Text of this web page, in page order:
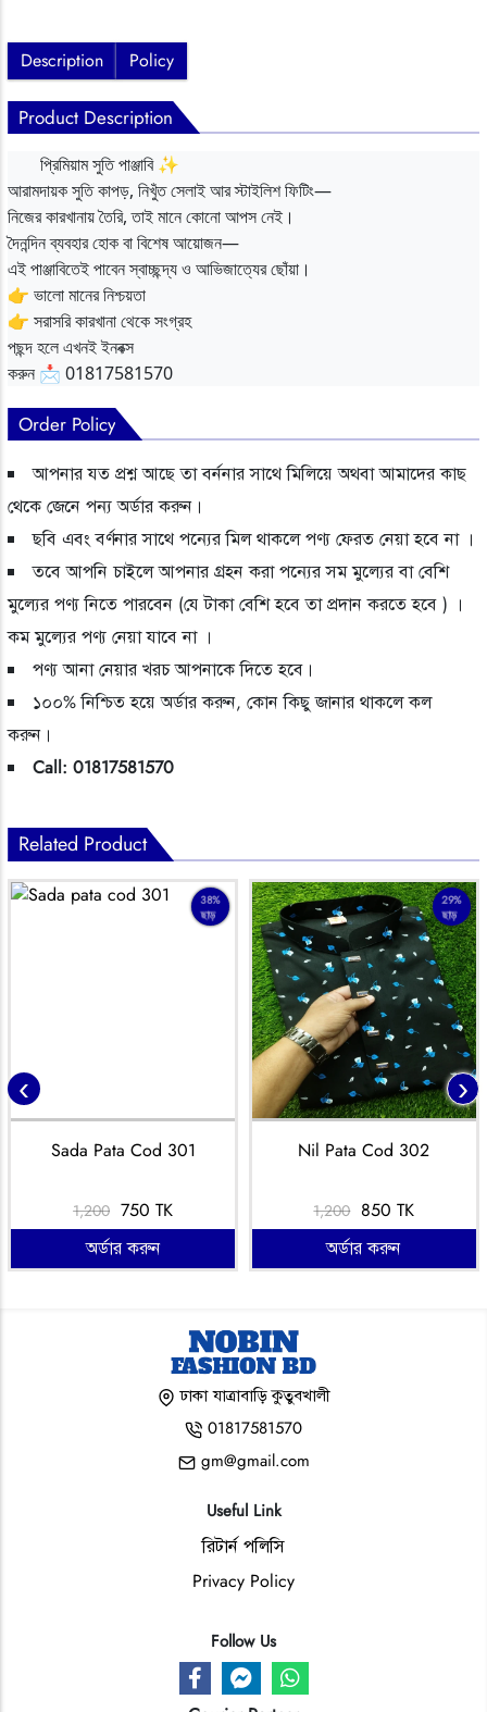
Description Policy
Product Description
প্রিমিয়াম সুতি পাঞ্জাবি ✨
আরামদায়ক সুতি কাপড়, নিখুঁত সেলাই আর স্টাইলিশ ফিটিং—
নিজের কারখানায় তৈরি, তাই মানে কোনো আপস নেই।
দৈনন্দিন ব্যবহার হোক বা বিশেষ আয়োজন—
এই পাঞ্জাবিতেই পাবেন স্বাচ্ছন্দ্য ও আভিজাত্যের ছোঁয়া।
👉 ভালো মানের নিশ্চয়তা
👉 সরাসরি কারখানা থেকে সংগ্রহ
পছন্দ হলে এখনই ইনবক্স
করুন 📩 01817581570
Order Policy
আপনার যত প্রশ্ন আছে তা বর্ননার সাথে মিলিয়ে অথবা আমাদের কাছ
থেকে জেনে পন্য অর্ডার করুন।
ছবি এবং বর্ণনার সাথে পন্যের মিল থাকলে পণ্য ফেরত নেয়া হবে না ।
তবে আপনি চাইলে আপনার গ্রহন করা পন্যের সম মুল্যের বা বেশি
মুল্যের পণ্য নিতে পারবেন (যে টাকা বেশি হবে তা প্রদান করতে হবে ) ।
কম মুল্যের পণ্য নেয়া যাবে না ।
পণ্য আনা নেয়ার খরচ আপনাকে দিতে হবে।
১০০% নিশ্চিত হয়ে অর্ডার করুন, কোন কিছু জানার থাকলে কল
করুন।
Call: 01817581570
Related Product
38%
ছাড়
Sada Pata Cod 301
1,200 750 TK
অর্ডার করুন
29%
ছাড়
Nil Pata Cod 302
1,200 850 TK
অর্ডার করুন
‹ ›
ঢাকা যাত্রাবাড়ি কুতুবখালী
01817581570
gm@gmail.com
Useful Link
রিটার্ন পলিসি
Privacy Policy
Follow Us